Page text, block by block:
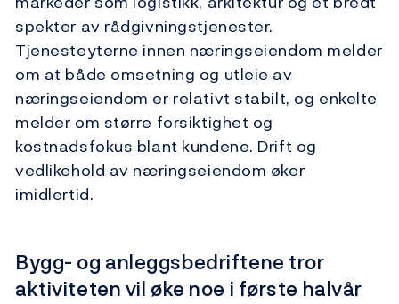
spekter av rådgivningstjenester.
Tjenesteyterne innen næringseiendom melder
om at både omsetning og utleie av
næringseiendom er relativt stabilt, og enkelte
melder om større forsiktighet og
kostnadsfokus blant kundene. Drift og
vedlikehold av næringseiendom øker
imidlertid.
Bygg- og anleggsbedriftene tror
aktiviteten vil øke noe i første halvår